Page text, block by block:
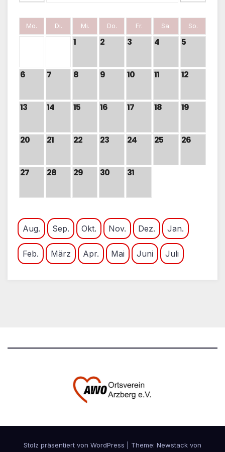
Mo. Di. Mi. Do. Fr. Sa. So.
1 2 3 4 5
6 7 8 9 10 11 12
13 14 15 16 17 18 19
20 21 22 23 24 25 26
27 28 29 30 31
Aug. Sep. Okt. Nov. Dez. Jan.
Feb. März Apr. Mai Juni Juli
Stolz präsentiert von WordPress Theme: Newstack von